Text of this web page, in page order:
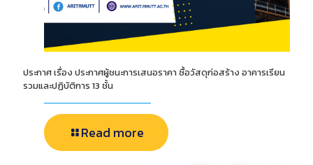
ประกาศ เรื่อง ประกาศผู้ชนะการเสนอราคา ซื้อวัสดุก่อสร้าง อาคารเรียน
รวมและปฏิบัติการ 13 ชั้น
Read more